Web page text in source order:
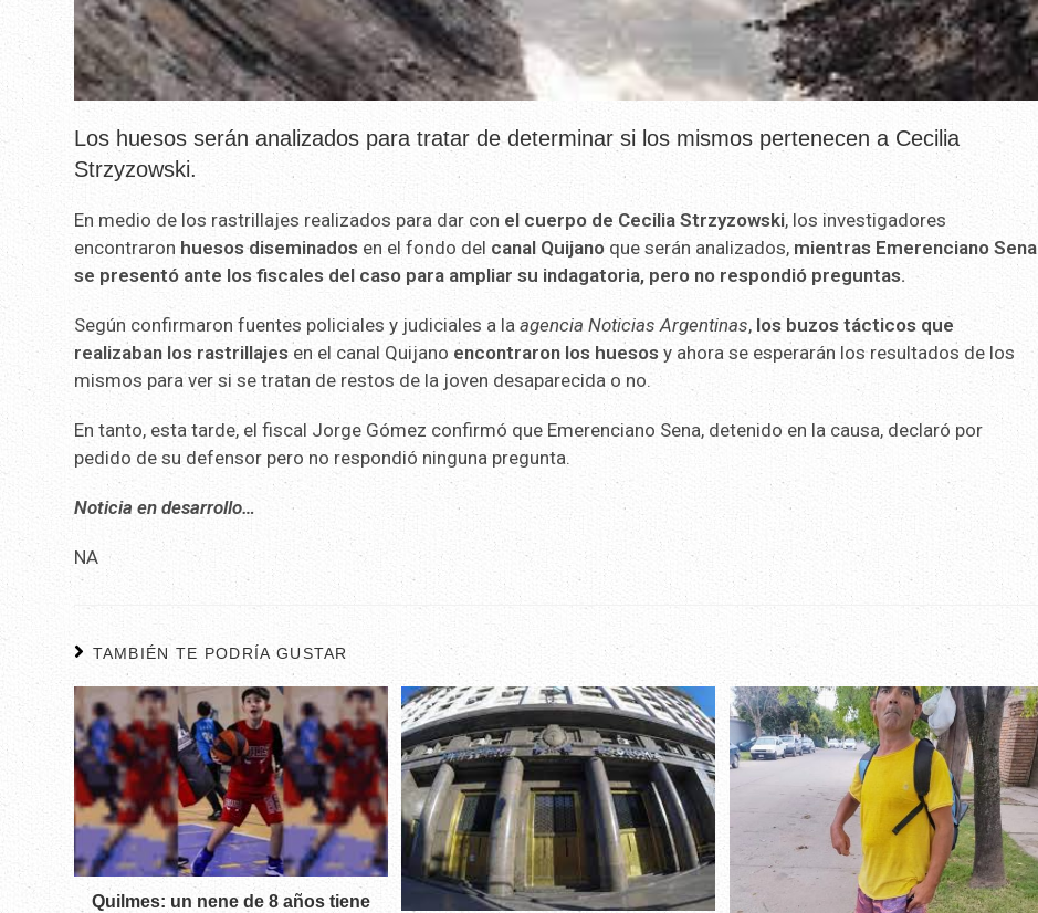
Los huesos serán analizados para tratar de determinar si los mismos pertenecen a Cecilia
Strzyzowski.
En medio de los rastrillajes realizados para dar con el cuerpo de Cecilia Strzyzowski, los investigadores
encontraron huesos diseminados en el fondo del canal Quijano que serán analizados, mientras Emerenciano Sena
se presentó ante los fiscales del caso para ampliar su indagatoria, pero no respondió preguntas.
Según confirmaron fuentes policiales y judiciales a la agencia Noticias Argentinas, los buzos tácticos que
realizaban los rastrillajes en el canal Quijano encontraron los huesos y ahora se esperarán los resultados de los
mismos para ver si se tratan de restos de la joven desaparecida o no.
En tanto, esta tarde, el fiscal Jorge Gómez confirmó que Emerenciano Sena, detenido en la causa, declaró por
pedido de su defensor pero no respondió ninguna pregunta.
Noticia en desarrollo…
NA
TAMBIÉN TE PODRÍA GUSTAR
Quilmes: un nene de 8 años tiene